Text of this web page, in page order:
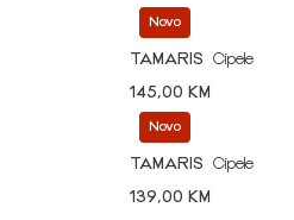
Novo
TAMARIS
Cipele
145,00 KM
Novo
TAMARIS
Cipele
139,00 KM